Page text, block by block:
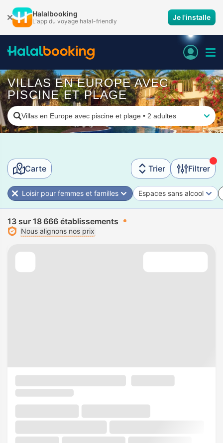
Halalbooking
L'app du voyage halal-friendly Je l'installe
VILLAS EN EUROPE AVEC
PISCINE ET PLAGE
Villas en Europe avec piscine et plage • 2 adultes
Carte Trier Filtrer
Loisir pour femmes et familles Espaces sans alcool
13 sur 18 666 établissements
Nous alignons nos prix